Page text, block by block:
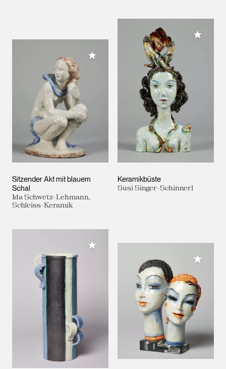
Sitzender Akt mit blauem
Schal
Ida Schwetz-Lehmann,
Schleiss-Keramik
Meiner Sammlung hinzufügen
Keramikbüste
Susi Singer-Schinnerl
Meiner
Meiner Sammlung hinzufügen
Meiner